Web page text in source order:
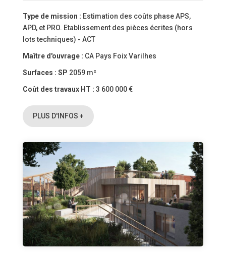
Type de mission : Estimation des coûts phase APS,
APD, et PRO. Etablissement des pièces écrites (hors
lots techniques) - ACT
Maître d'ouvrage : CA Pays Foix Varilhes
Surfaces : SP 2059 m²
Coût des travaux HT : 3 600 000 €
PLUS D'INFOS +